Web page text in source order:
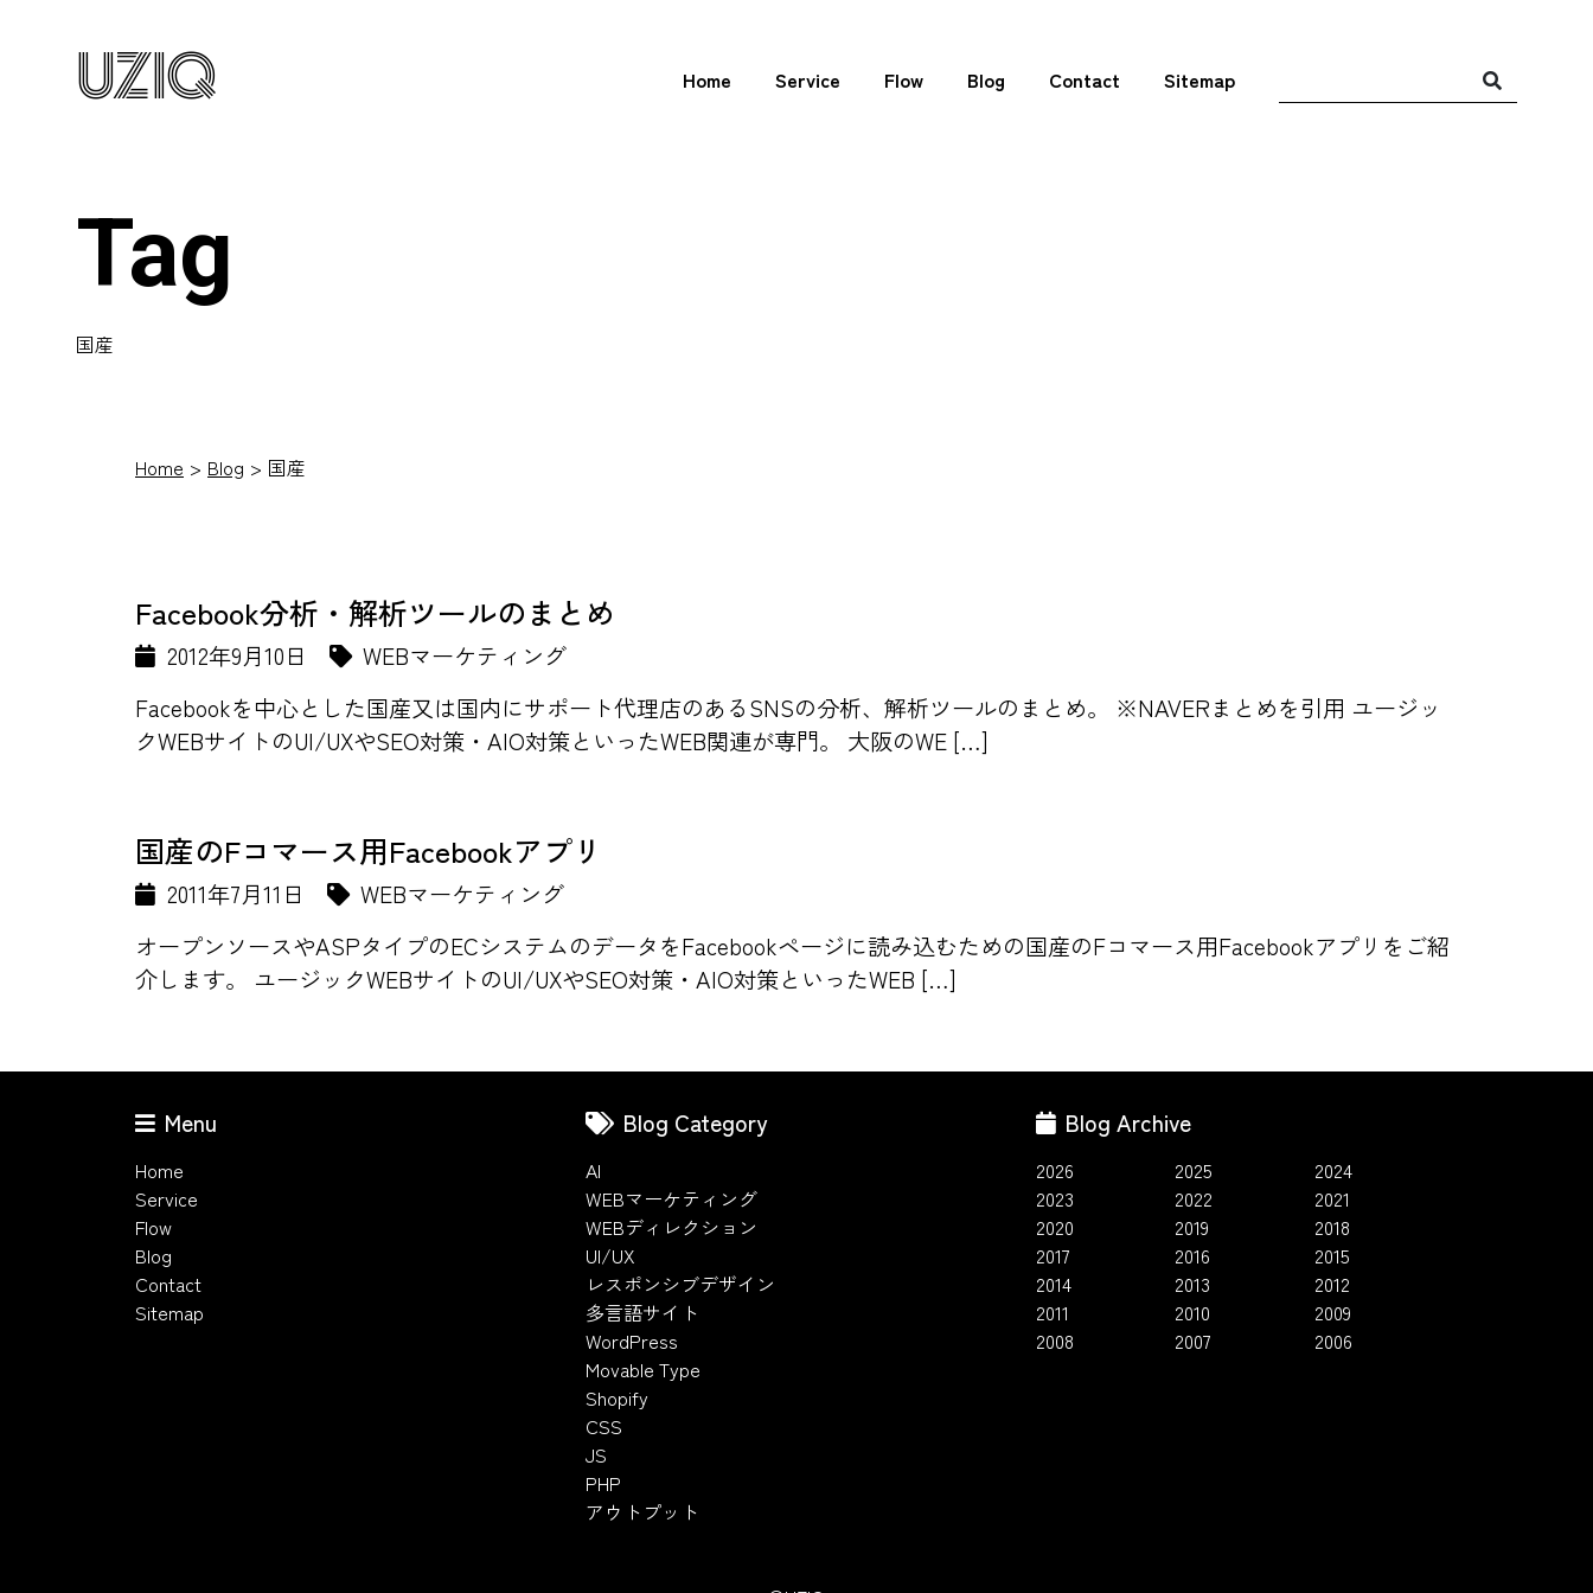
UZIQ Home Service Flow Blog Contact Sitemap
Tag
国産
Home Blog 国産
Facebook分析・解析ツールのまとめ
2012年9月10日
WEBマーケティング
Facebookを中心とした国産又は国内にサポート代理店のあるSNSの分析、解析ツールのまとめ。 ※NAVERまとめを引用 ユージッ
クWEBサイトのUI/UXやSEO対策・AIO対策といったWEB関連が専門。 大阪のWE […]
国産のFコマース用Facebookアプリ
2011年7月11日
WEBマーケティング
オープンソースやASPタイプのECシステムのデータをFacebookページに読み込むための国産のFコマース用Facebookアプリをご紹
介します。 ユージックWEBサイトのUI/UXやSEO対策・AIO対策といったWEB […]
Menu
Home
Service
Flow
Blog
Contact
Sitemap
Blog Category
AI
WEBマーケティング
WEBディレクション
UI/UX
レスポンシブデザイン
多言語サイト
WordPress
Movable Type
Shopify
CSS
JS
PHP
アウトプット
Blog Archive
2026 2025
2024
2023
2022
2021
2020
2019
2018
2017
2016
2015
2014
2013
2012
2011
2010
2009
2008
2007 2006